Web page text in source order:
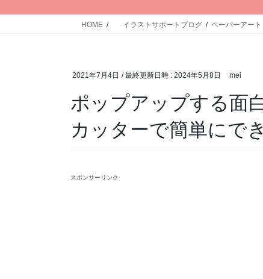
HOME イラストサポートブログ ペーパーアート
2021年7月4日 / 最終更新日時 : 2024年5月8日 mei
ポップアップする面
カッターで簡単にでき
スポンサーリンク